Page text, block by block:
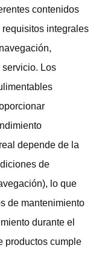
contenidos
integrales
Los
depende de la
de
lo que
de mantenimiento
durante el
productos cumple